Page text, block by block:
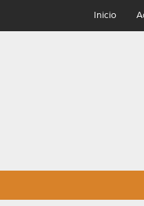
Inicio